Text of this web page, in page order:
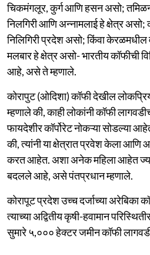
चिकमंगलूर, कुर्ग आणि हसन असो;
निलगिरी आणि अन्नामलाई हे क्षेत्र
निलिगिरी प्रदेश असो; किंवा
मलबार हे क्षेत्र असो- भारतीय कॉफीची
आहे, असे ते म्हणाले.
कोरापुट (ओदिशा) कॉफी देखील
म्हणाले की, काही लोकांनी कॉफी
फायदेशीर कॉर्पोरेट नोकऱ्या सोडल्या
की, त्यांनी या क्षेत्रात प्रवेश केला आणि
करत आहेत. अशा अनेक महिला आहेत
बदलले आहे, असे पंतप्रधान म्हणाले.
कोरापूट प्रदेश उच्च दर्जाच्या अरेबिका
त्याच्या अद्वितीय कृषी-हवामान
सुमारे ५,००० हेक्टर जमीन कॉफी